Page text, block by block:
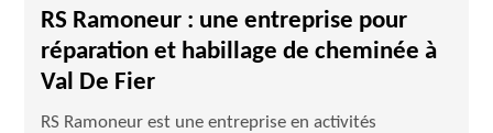
RS Ramoneur : une entreprise pour
réparation et habillage de cheminée à
Val De Fier
RS Ramoneur est une entreprise en activités